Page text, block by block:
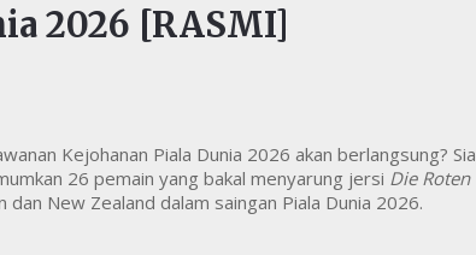
2026 [RASMI]
Kejohanan Piala Dunia 2026 akan berlangsung?
26 pemain yang bakal menyarung jersi Die
New Zealand dalam saingan Piala Dunia 2026.